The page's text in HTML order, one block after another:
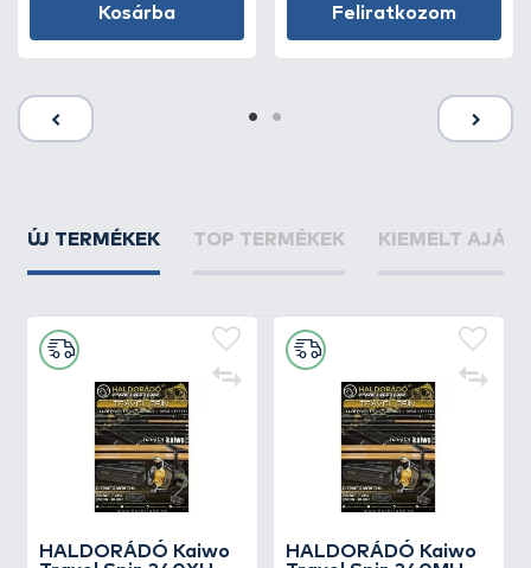
Kosárba Feliratkozom
ÚJ TERMÉKEK TOP TERMÉKEK KIEMELT
HALDORÁDÓ Kaiwo
HALDORÁDÓ Kaiwo